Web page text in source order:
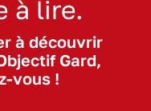
à lire.
à découvrir
Gard,
vous !